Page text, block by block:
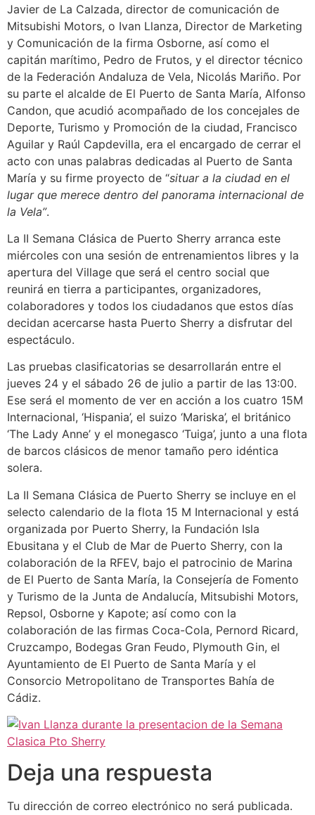
Javier de La Calzada, director de comunicación de
Mitsubishi Motors, o Ivan Llanza, Director de Marketing
y Comunicación de la firma Osborne, así como el
capitán marítimo, Pedro de Frutos, y el director técnico
de la Federación Andaluza de Vela, Nicolás Mariño. Por
su parte el alcalde de El Puerto de Santa María, Alfonso
Candon, que acudió acompañado de los concejales de
Deporte, Turismo y Promoción de la ciudad, Francisco
Aguilar y Raúl Capdevilla, era el encargado de cerrar el
acto con unas palabras dedicadas al Puerto de Santa
María y su firme proyecto de “situar a la ciudad en el
lugar que merece dentro del panorama internacional de
la Vela”.
La II Semana Clásica de Puerto Sherry arranca este
miércoles con una sesión de entrenamientos libres y la
apertura del Village que será el centro social que
reunirá en tierra a participantes, organizadores,
colaboradores y todos los ciudadanos que estos días
decidan acercarse hasta Puerto Sherry a disfrutar del
espectáculo.
Las pruebas clasificatorias se desarrollarán entre el
jueves 24 y el sábado 26 de julio a partir de las 13:00.
Ese será el momento de ver en acción a los cuatro 15M
Internacional, ‘Hispania’, el suizo ‘Mariska’, el británico
‘The Lady Anne’ y el monegasco ‘Tuiga’, junto a una flota
de barcos clásicos de menor tamaño pero idéntica
solera.
La II Semana Clásica de Puerto Sherry se incluye en el
selecto calendario de la flota 15 M Internacional y está
organizada por Puerto Sherry, la Fundación Isla
Ebusitana y el Club de Mar de Puerto Sherry, con la
colaboración de la RFEV, bajo el patrocinio de Marina
de El Puerto de Santa María, la Consejería de Fomento
y Turismo de la Junta de Andalucía, Mitsubishi Motors,
Repsol, Osborne y Kapote; así como con la
colaboración de las firmas Coca-Cola, Pernord Ricard,
Cruzcampo, Bodegas Gran Feudo, Plymouth Gin, el
Ayuntamiento de El Puerto de Santa María y el
Consorcio Metropolitano de Transportes Bahía de
Cádiz.
Deja una respuesta
Tu dirección de correo electrónico no será publicada.